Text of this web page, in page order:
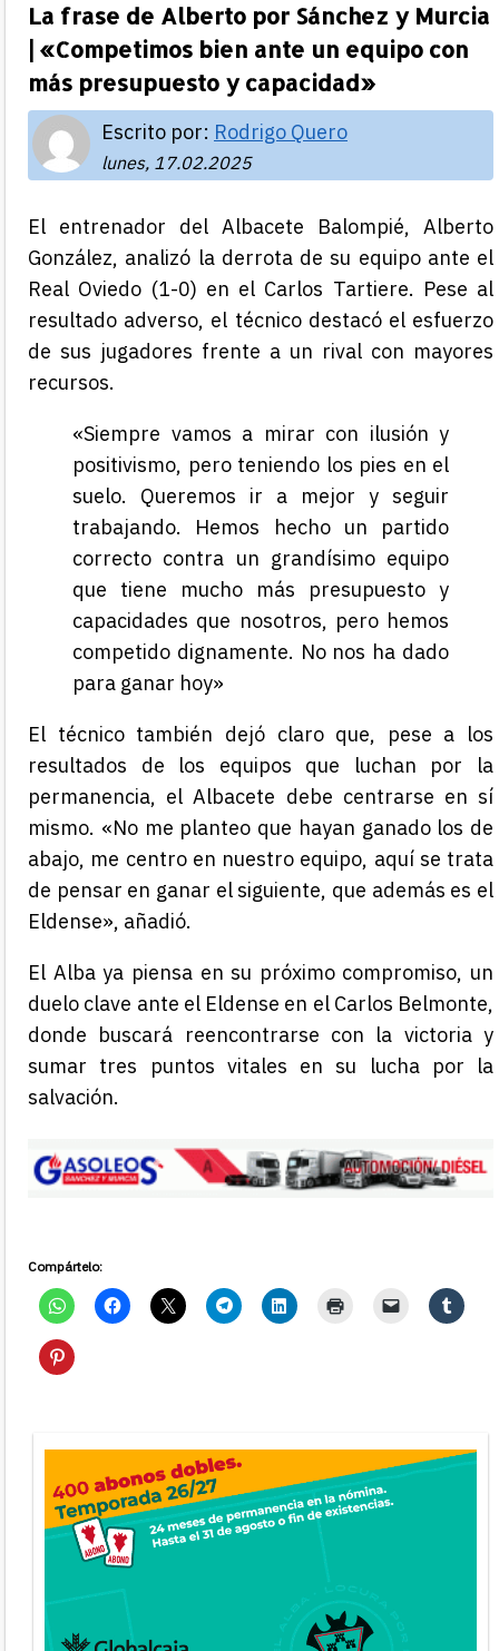
La frase de Alberto por Sánchez y Murcia
| «Competimos bien ante un equipo con
más presupuesto y capacidad»
Escrito por: Rodrigo Quero
lunes, 17.02.2025
El entrenador del Albacete Balompié, Alberto
González, analizó la derrota de su equipo ante el
Real Oviedo (1-0) en el Carlos Tartiere. Pese al
resultado adverso, el técnico destacó el esfuerzo
de sus jugadores frente a un rival con mayores
recursos.
«Siempre vamos a mirar con ilusión y
positivismo, pero teniendo los pies en el
suelo. Queremos ir a mejor y seguir
trabajando. Hemos hecho un partido
correcto contra un grandísimo equipo
que tiene mucho más presupuesto y
capacidades que nosotros, pero hemos
competido dignamente. No nos ha dado
para ganar hoy»
El técnico también dejó claro que, pese a los
resultados de los equipos que luchan por la
permanencia, el Albacete debe centrarse en sí
mismo. «No me planteo que hayan ganado los de
abajo, me centro en nuestro equipo, aquí se trata
de pensar en ganar el siguiente, que además es el
Eldense», añadió.
El Alba ya piensa en su próximo compromiso, un
duelo clave ante el Eldense en el Carlos Belmonte,
donde buscará reencontrarse con la victoria y
sumar tres puntos vitales en su lucha por la
salvación.
Compártelo: